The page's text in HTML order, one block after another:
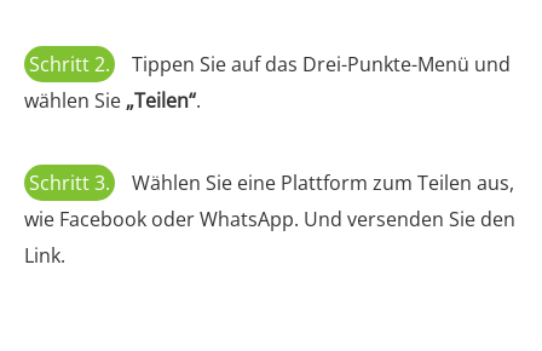
Schritt 2.
Tippen Sie auf das Drei-Punkte-Menü und
wählen Sie „Teilen“.
Schritt 3.
Wählen Sie eine Plattform zum Teilen aus,
wie Facebook oder WhatsApp. Und versenden Sie den
Link.